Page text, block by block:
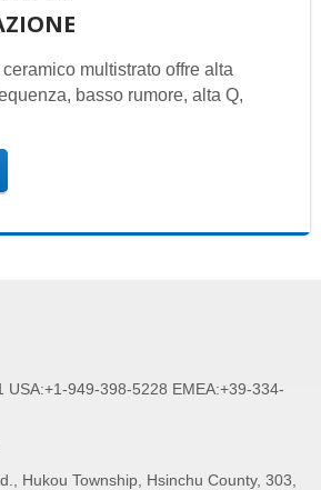
ceramico multistrato offre alta
basso rumore, alta Q,
USA:+1-949-398-5228 EMEA:+39-334-
Hukou Township, Hsinchu County, 303,